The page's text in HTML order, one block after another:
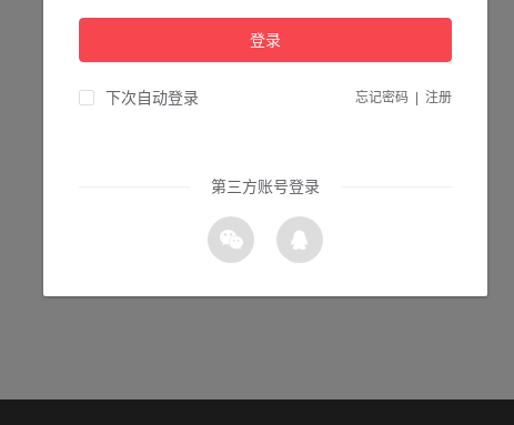
登录
下次自动登录 忘记密码 注册
第三方账号登录